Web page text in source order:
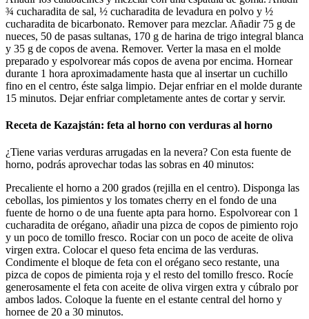
¾ cucharadita de sal, ½ cucharadita de levadura en polvo y ½
cucharadita de bicarbonato. Remover para mezclar. Añadir 75 g de
nueces, 50 de pasas sultanas, 170 g de harina de trigo integral blanca
y 35 g de copos de avena. Remover. Verter la masa en el molde
preparado y espolvorear más copos de avena por encima. Hornear
durante 1 hora aproximadamente hasta que al insertar un cuchillo
fino en el centro, éste salga limpio. Dejar enfriar en el molde durante
15 minutos. Dejar enfriar completamente antes de cortar y servir.
Receta de Kazajstán: feta al horno con verduras al horno
¿Tiene varias verduras arrugadas en la nevera? Con esta fuente de
horno, podrás aprovechar todas las sobras en 40 minutos:
Precaliente el horno a 200 grados (rejilla en el centro). Disponga las
cebollas, los pimientos y los tomates cherry en el fondo de una
fuente de horno o de una fuente apta para horno. Espolvorear con 1
cucharadita de orégano, añadir una pizca de copos de pimiento rojo
y un poco de tomillo fresco. Rociar con un poco de aceite de oliva
virgen extra. Colocar el queso feta encima de las verduras.
Condimente el bloque de feta con el orégano seco restante, una
pizca de copos de pimienta roja y el resto del tomillo fresco. Rocíe
generosamente el feta con aceite de oliva virgen extra y cúbralo por
ambos lados. Coloque la fuente en el estante central del horno y
hornee de 20 a 30 minutos.